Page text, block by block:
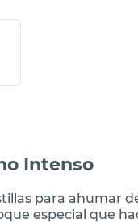
Intenso
para ahumar
especial que